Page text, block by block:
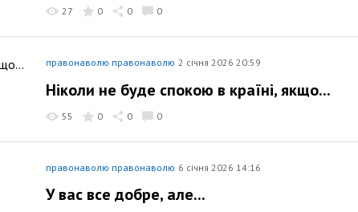
27 0 0 0
правонаволю правонаволю 2 січня 2026 20:59
Ніколи не буде спокою в країні, якщо...
55 0 0 0
правонаволю правонаволю 6 січня 2026 14:16
У вас все добре, але...